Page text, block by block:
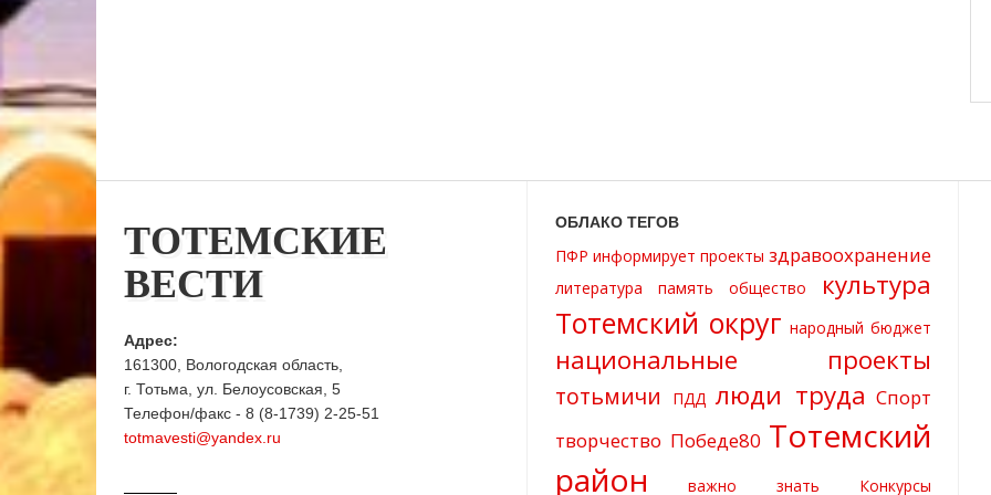
ТОТЕМСКИЕ
ВЕСТИ
Адрес:
161300, Вологодская область,
г. Тотьма, ул. Белоусовская, 5
Телефон/факс - 8 (8-1739) 2-25-51
totmavesti@yandex.ru
ОБЛАКО ТЕГОВ
ПФР информирует проекты здравоохранение
литература память общество культура
Тотемский округ народный бюджет
национальные проекты
тотьмичи ПДД люди труда Спорт
творчество Победе80 Тотемский
район
важно знать Конкурсы